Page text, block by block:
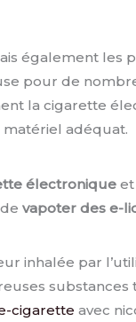
également les
pour de
la cigarette
matériel adéquat.
électronique
devapoter des e-
inhalée par
substances
cigarette avec